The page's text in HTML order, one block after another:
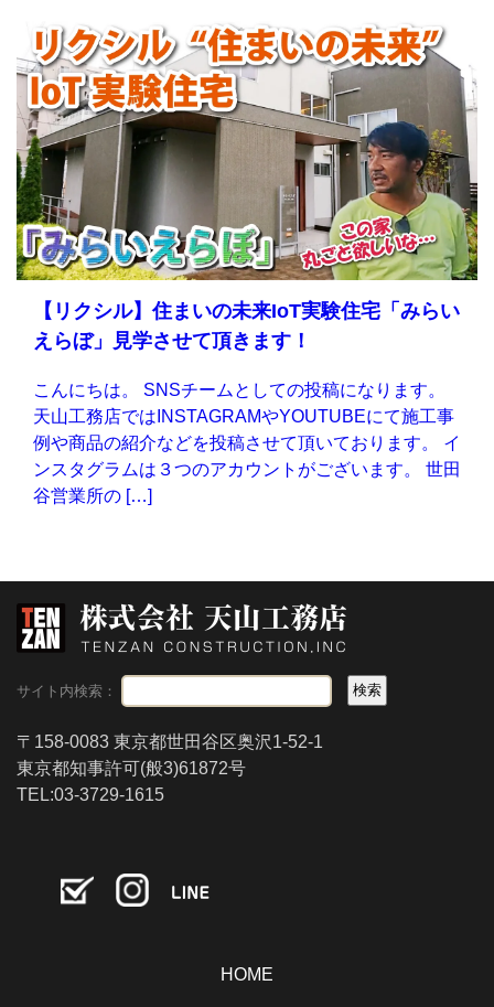
【リクシル】住まいの未来IoT実験住宅「みらい
えらぼ」見学させて頂きます！
こんにちは。 SNSチームとしての投稿になります。
天山工務店ではINSTAGRAMやYOUTUBEにて施工事
例や商品の紹介などを投稿させて頂いております。 イ
ンスタグラムは３つのアカウントがございます。 世田
谷営業所の […]
サイト内検索：
〒158-0083 東京都世田谷区奥沢1-52-1
東京都知事許可(般3)61872号
TEL:03-3729-1615
HOME